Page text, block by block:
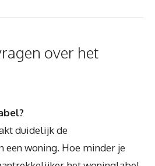
over het
duidelijk de
een woning. Hoe minder je